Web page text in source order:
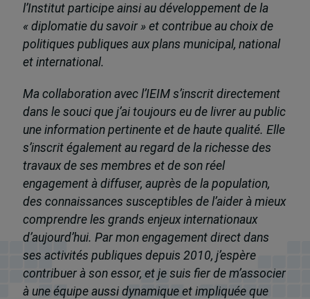
l’Institut participe ainsi au développement de la
« diplomatie du savoir » et contribue au choix de
politiques publiques aux plans municipal, national
et international.
Ma collaboration avec l’IEIM s’inscrit directement
dans le souci que j’ai toujours eu de livrer au public
une information pertinente et de haute qualité. Elle
s’inscrit également au regard de la richesse des
travaux de ses membres et de son réel
engagement à diffuser, auprès de la population,
des connaissances susceptibles de l’aider à mieux
comprendre les grands enjeux internationaux
d’aujourd’hui. Par mon engagement direct dans
ses activités publiques depuis 2010, j’espère
contribuer à son essor, et je suis fier de m’associer
à une équipe aussi dynamique et impliquée que